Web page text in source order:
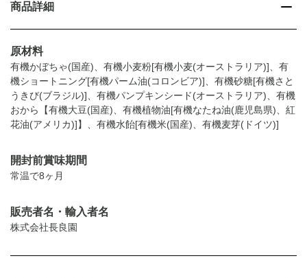
商品詳細
原材料
有機かぼちゃ(国産)、有機小麦粉[有機小麦(オーストラリア)]、有
機ショートニング[有機パーム油(コロンビア)]、有機砂糖[有機さと
うきび(ブラジル)]、有機パンプキンシード(オーストラリア)、有機
おから【有機大豆(国産)、有機植物油[有機なたね油(鹿児島県)、紅
花油(アメリカ)]】、有機水飴[有機米(国産)、有機麦芽(ドイツ)]
開封前賞味期間
常温で8ヶ月
販売者名・輸入者名
株式会社長良園